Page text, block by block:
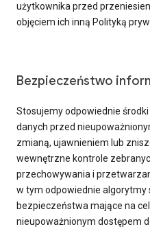
użytkownika przed
objęciem ich inną Polityką
Bezpieczeństwo
Stosujemy odpowiednie
danych przed
zmianą, ujawnieniem lub
wewnętrzne kontrole
przechowywania i
w tym odpowiednie
bezpieczeństwa mające na
nieupoważnionym dostępem